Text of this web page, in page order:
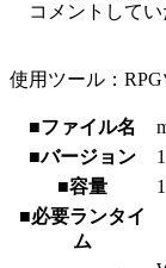
コメントしてい
使用ツール：
■ファイル名
■バージョン
■容量
■必要ランタイ
ム